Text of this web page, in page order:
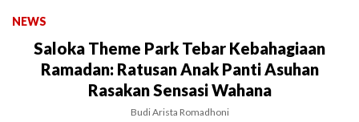
NEWS
Saloka Theme Park Tebar Kebahagiaan
Ramadan: Ratusan Anak Panti Asuhan
Rasakan Sensasi Wahana
Budi Arista Romadhoni